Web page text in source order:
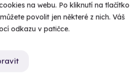
na webu. Po kliknutí na tlačítko
povolit jen některé z nich. Váš
odkazu v patičce.